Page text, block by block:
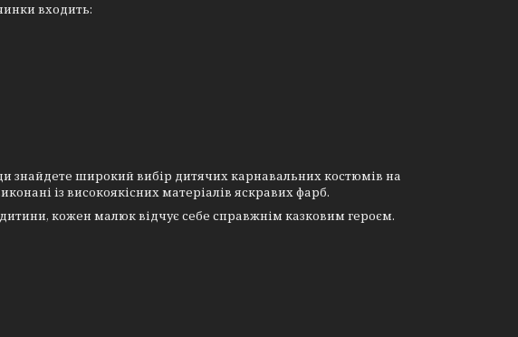
входить:
знайдете широкий вибір дитячих карнавальних костюмів на
із високоякісних матеріалів яскравих фарб.
кожен малюк відчує себе справжнім казковим героєм.